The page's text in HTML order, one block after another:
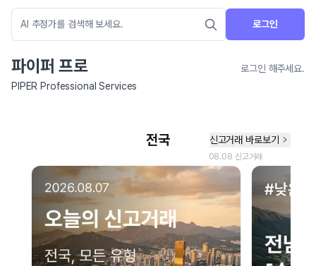
로그인
파이퍼 프로
로그인 해주세요.
PIPER Professional Services